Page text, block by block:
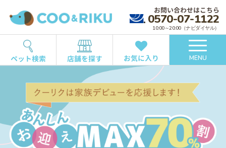
お問い合わせはこちら
0570-07-1122
10:00～20:00（ナビダイヤル）
ペット検索 店舗を探す お気に入り MENU